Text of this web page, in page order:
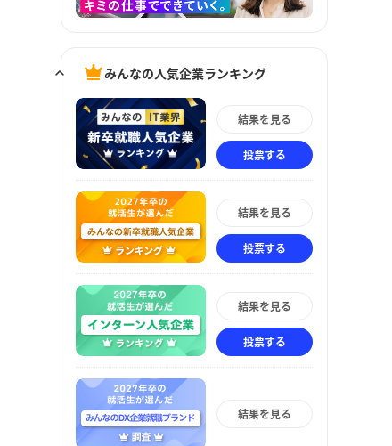
みんなの人気企業ランキング
結果を見る
投票する
結果を見る
投票する
結果を見る
投票する
結果を見る